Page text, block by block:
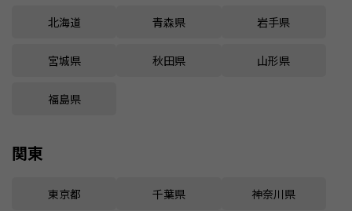
北海道 青森県 岩手県
宮城県 秋田県 山形県
福島県
関東
東京都 千葉県 神奈川県